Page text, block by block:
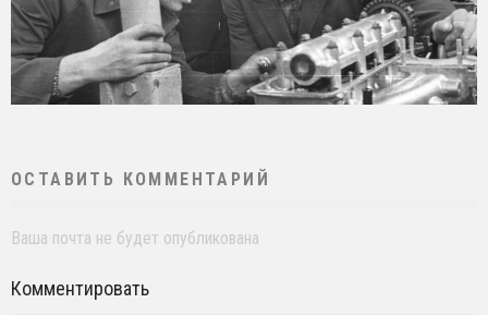
ОСТАВИТЬ КОММЕНТАРИЙ
Ваша почта не будет опубликована
Комментировать